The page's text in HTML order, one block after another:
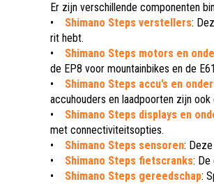
Er zijn verschillende componenten
• Shimano Steps verstellers:
rit hebt.
• Shimano Steps motors en
de EP8 voor mountainbikes en de
• Shimano Steps accu’s en
accuhouders en laadpoorten zijn
• Shimano Steps displays en
met connectiviteitsopties.
• Shimano Steps sensoren:
• Shimano Steps fietscranks: De
• Shimano Steps gereedschap: